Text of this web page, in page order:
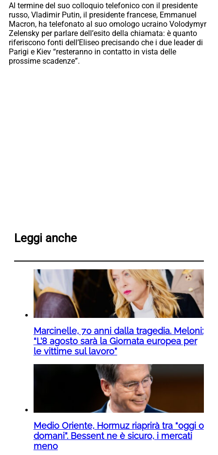
Al termine del suo colloquio telefonico con il presidente
russo, Vladimir Putin, il presidente francese, Emmanuel
Macron, ha telefonato al suo omologo ucraino Volodymyr
Zelensky per parlare dell’esito della chiamata: è quanto
riferiscono fonti dell’Eliseo precisando che i due leader di
Parigi e Kiev “resteranno in contatto in vista delle
prossime scadenze”.
Leggi anche
Marcinelle, 70 anni dalla tragedia. Meloni:
“L’8 agosto sarà la Giornata europea per
le vittime sul lavoro”
Medio Oriente, Hormuz riaprirà tra “oggi o
domani”. Bessent ne è sicuro, i mercati
meno